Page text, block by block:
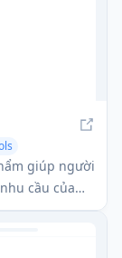
giúp người
cầu của